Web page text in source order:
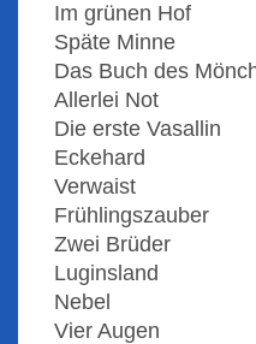
Im grünen Hof
Späte Minne
Das Buch des
Allerlei Not
Die erste Vasallin
Eckehard
Verwaist
Frühlingszauber
Zwei Brüder
Luginsland
Nebel
Vier Augen